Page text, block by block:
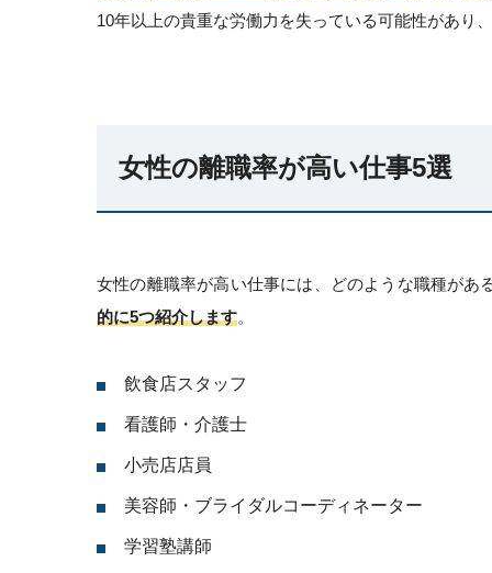
10年以上の貴重な労働力を失っている可能性があり
女性の離職率が高い仕事5選
女性の離職率が高い仕事には、どのような職種があ
的に5つ紹介します。
飲食店スタッフ
看護師・介護士
小売店店員
美容師・ブライダルコーディネーター
学習塾講師